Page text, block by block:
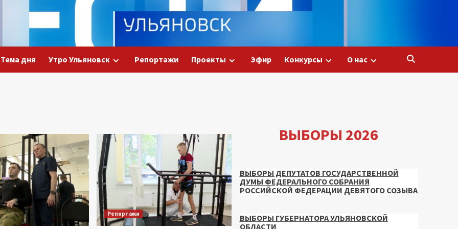
Тема дня Утро Ульяновск Репортажи Проекты Эфир Конкурсы О нас
Репортажи
ВЫБОРЫ 2026
ВЫБОРЫ ДЕПУТАТОВ ГОСУДАРСТВЕННОЙ
ДУМЫ ФЕДЕРАЛЬНОГО СОБРАНИЯ
РОССИЙСКОЙ ФЕДЕРАЦИИ ДЕВЯТОГО СОЗЫВА
ВЫБОРЫ ГУБЕРНАТОРА УЛЬЯНОВСКОЙ
ОБЛАСТИ